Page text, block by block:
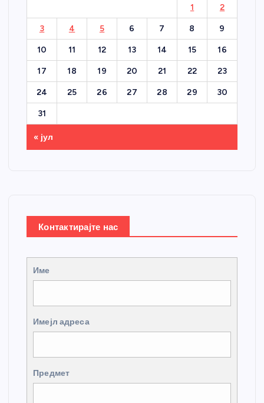
1 2
3 4 5 6 7 8 9
10 11 12 13 14 15 16
17 18 19 20 21 22 23
24 25 26 27 28 29 30
31
« јул
Контактирајте нас
Име
Имејл адреса
Предмет